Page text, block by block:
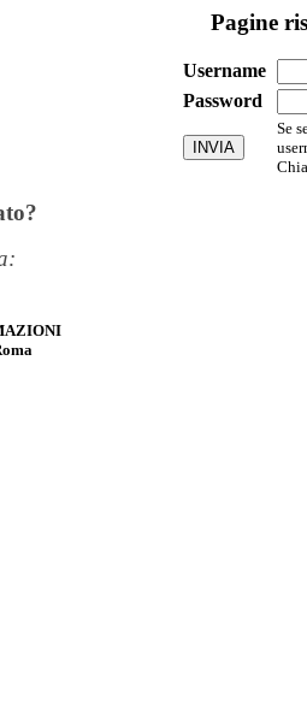
Pagine
Username
Password
Se